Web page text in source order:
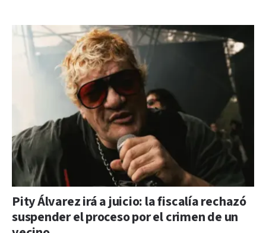
Pity Álvarez irá a juicio: la fiscalía rechazó
suspender el proceso por el crimen de un